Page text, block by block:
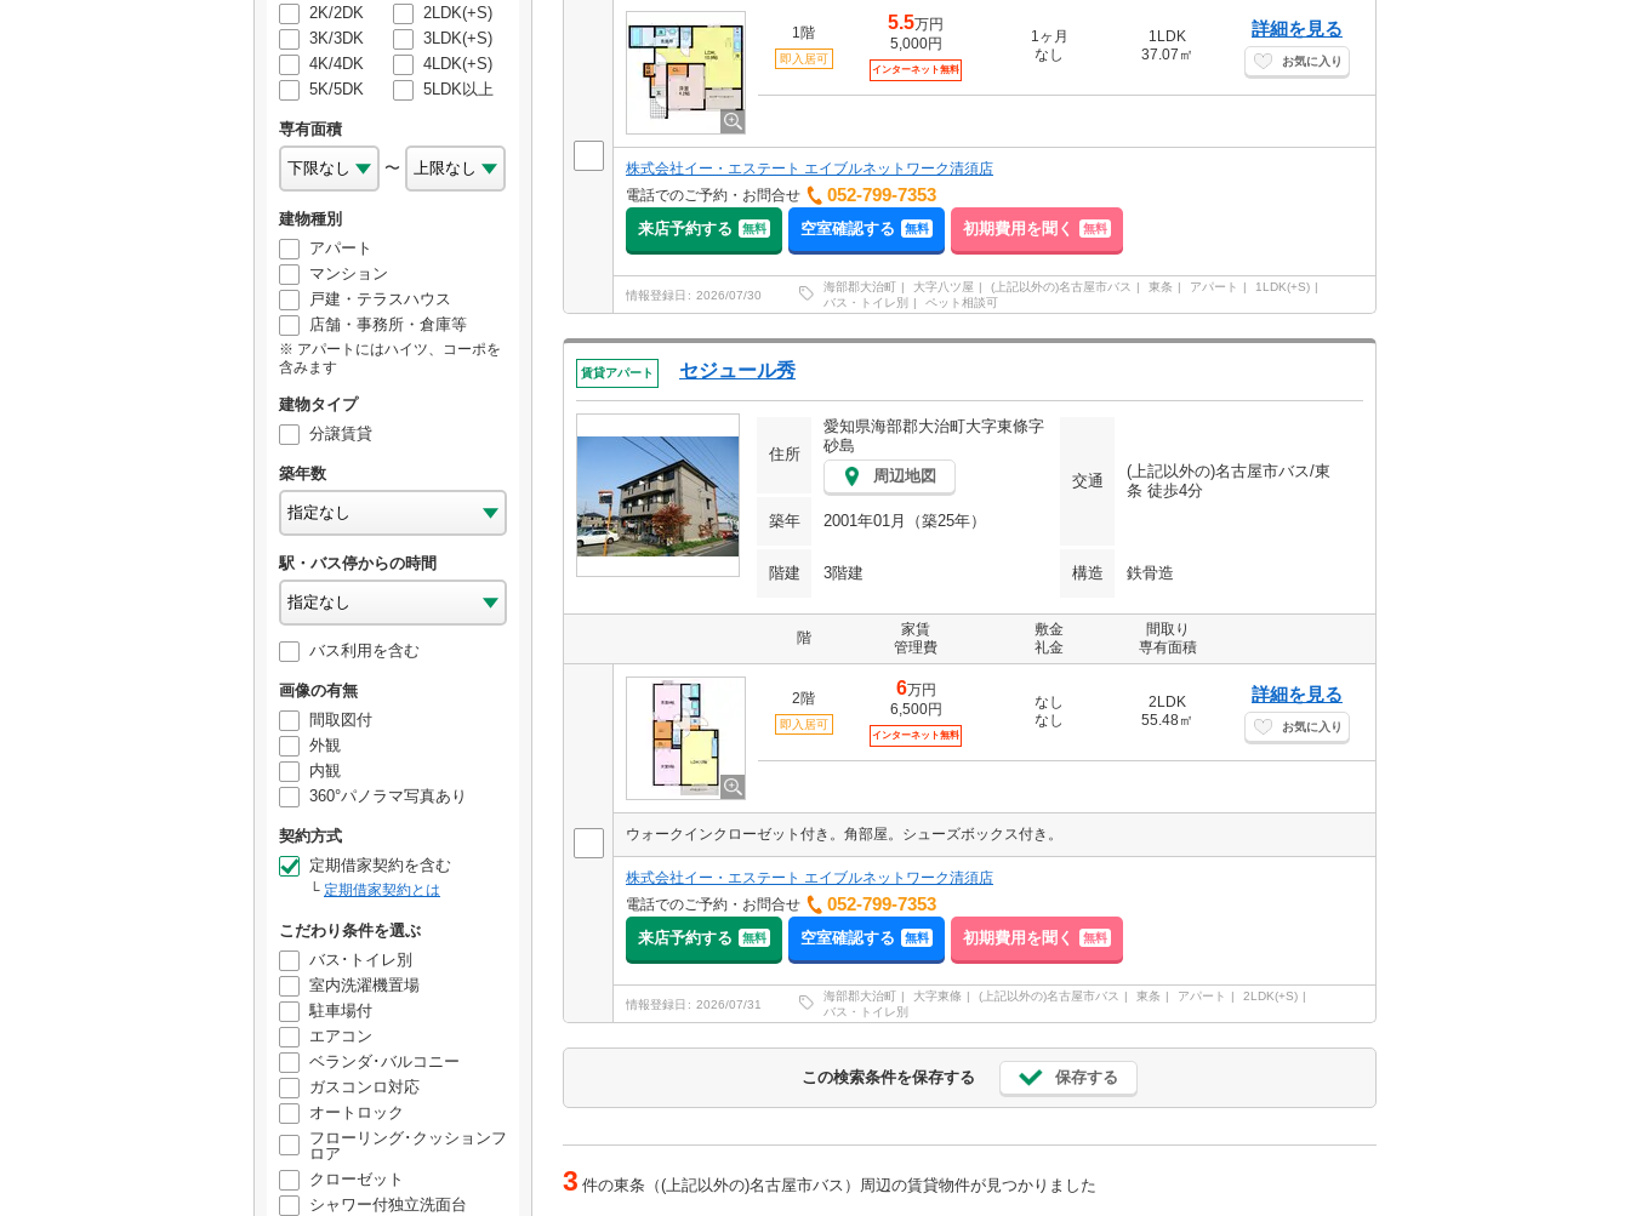
2K/2DK
2LDK(+S)
3K/3DK
3LDK(+S)
4K/4DK
4LDK(+S)
5K/5DK
5LDK以上
専有面積
〜
建物種別
アパート
マンション
戸建・テラスハウス
店舗・事務所・倉庫等
アパートにはハイツ、コーポを
含みます
建物タイプ
分譲賃貸
築年数
駅・バス停からの時間
バス利用を含む
画像の有無
間取図付
外観
内観
360°パノラマ写真あり
契約方式
定期借家契約を含む
定期借家契約とは
こだわり条件を選ぶ
バス･トイレ別
室内洗濯機置場
駐車場付
エアコン
ベランダ･バルコニー
ガスコンロ対応
オートロック
フローリング･クッションフ
ロア
クローゼット
シャワー付独立洗面台
1階
即入居可
5.5万円
5,000円
インターネット無料
1ヶ月
なし
1LDK
37.07㎡
詳細を見る
お気に入り
株式会社イー・エステート エイブルネットワーク清須店
電話でのご予約・お問合せ
052-799-7353
来店予約する 無料 空室確認する 無料 初期費用を聞く 無料
情報登録日 2026/07/30
海部郡大治町 大字八ツ屋 (上記以外の)名古屋市バス 東条 アパート
1LDK(+S)
バス・トイレ別
ペット相談可
賃貸アパート セジュール秀
住所
愛知県海部郡大治町大字東條字
砂島
周辺地図
交通
(上記以外の)名古屋市バス/東
条 徒歩4分
築年
2001年01月（築25年）
階建 3階建 構造 鉄骨造
階
家賃
管理費
敷金
礼金
間取り
専有面積
2階
即入居可
6万円
6,500円
インターネット無料
なし
なし
2LDK
55.48㎡
詳細を見る
お気に入り
ウォークインクローゼット付き。角部屋。シューズボックス付き。
株式会社イー・エステート エイブルネットワーク清須店
電話でのご予約・お問合せ
052-799-7353
来店予約する 無料 空室確認する 無料 初期費用を聞く 無料
情報登録日 2026/07/31
海部郡大治町 大字東條 (上記以外の)名古屋市バス 東条 アパート
2LDK(+S)
バス・トイレ別
この検索条件を保存する 保存する
3 件の東条（(上記以外の)名古屋市バス）周辺の賃貸物件が見つかりました